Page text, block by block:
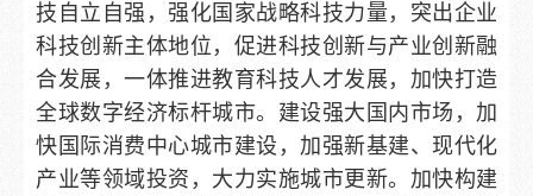
技自立自强，强化国家战略科技力量，突出企业
科技创新主体地位，促进科技创新与产业创新融
合发展，一体推进教育科技人才发展，加快打造
全球数字经济标杆城市。建设强大国内市场，加
快国际消费中心城市建设，加强新基建、现代化
产业等领域投资，大力实施城市更新。加快构建